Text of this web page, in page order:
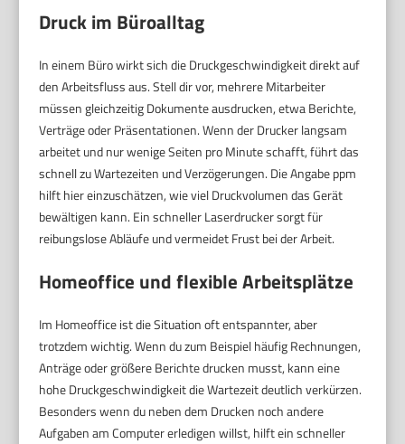
Druck im Büroalltag
In einem Büro wirkt sich die Druckgeschwindigkeit direkt auf
den Arbeitsfluss aus. Stell dir vor, mehrere Mitarbeiter
müssen gleichzeitig Dokumente ausdrucken, etwa Berichte,
Verträge oder Präsentationen. Wenn der Drucker langsam
arbeitet und nur wenige Seiten pro Minute schafft, führt das
schnell zu Wartezeiten und Verzögerungen. Die Angabe ppm
hilft hier einzuschätzen, wie viel Druckvolumen das Gerät
bewältigen kann. Ein schneller Laserdrucker sorgt für
reibungslose Abläufe und vermeidet Frust bei der Arbeit.
Homeoffice und flexible Arbeitsplätze
Im Homeoffice ist die Situation oft entspannter, aber
trotzdem wichtig. Wenn du zum Beispiel häufig Rechnungen,
Anträge oder größere Berichte drucken musst, kann eine
hohe Druckgeschwindigkeit die Wartezeit deutlich verkürzen.
Besonders wenn du neben dem Drucken noch andere
Aufgaben am Computer erledigen willst, hilft ein schneller